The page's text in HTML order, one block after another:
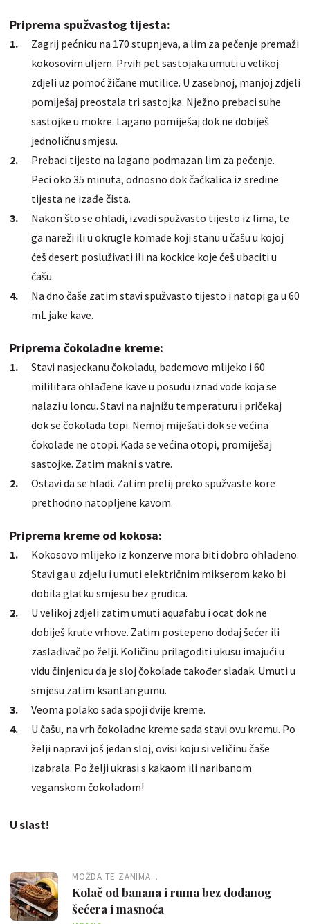
Priprema spužvastog tijesta:
Zagrij pećnicu na 170 stupnjeva, a lim za pečenje premaži
kokosovim uljem. Prvih pet sastojaka umuti u velikoj
zdjeli uz pomoć žičane mutilice. U zasebnoj, manjoj zdjeli
pomiješaj preostala tri sastojka. Nježno prebaci suhe
sastojke u mokre. Lagano pomiješaj dok ne dobiješ
jednoličnu smjesu.
Prebaci tijesto na lagano podmazan lim za pečenje.
Peci oko 35 minuta, odnosno dok čačkalica iz sredine
tijesta ne izađe čista.
Nakon što se ohladi, izvadi spužvasto tijesto iz lima, te
ga nareži ili u okrugle komade koji stanu u čašu u kojoj
ćeš desert posluživati ili na kockice koje ćeš ubaciti u
čašu.
Na dno čaše zatim stavi spužvasto tijesto i natopi ga u 60
mL jake kave.
Priprema čokoladne kreme:
Stavi nasjeckanu čokoladu, bademovo mlijeko i 60
mililitara ohlađene kave u posudu iznad vode koja se
nalazi u loncu. Stavi na najnižu temperaturu i pričekaj
dok se čokolada topi. Nemoj miješati dok se većina
čokolade ne otopi. Kada se većina otopi, promiješaj
sastojke. Zatim makni s vatre.
Ostavi da se hladi. Zatim prelij preko spužvaste kore
prethodno natopljene kavom.
Priprema kreme od kokosa:
Kokosovo mlijeko iz konzerve mora biti dobro ohlađeno.
Stavi ga u zdjelu i umuti električnim mikserom kako bi
dobila glatku smjesu bez grudica.
U velikoj zdjeli zatim umuti aquafabu i ocat dok ne
dobiješ krute vrhove. Zatim postepeno dodaj šećer ili
zaslađivač po želji. Količinu prilagoditi ukusu imajući u
vidu činjenicu da je sloj čokolade također sladak. Umuti u
smjesu zatim ksantan gumu.
Veoma polako sada spoji dvije kreme.
U čašu, na vrh čokoladne kreme sada stavi ovu kremu. Po
želji napravi još jedan sloj, ovisi koju si veličinu čaše
izabrala. Po želji ukrasi s kakaom ili naribanom
veganskom čokoladom!
U slast!
MOŽDA TE ZANIMA...
Kolač od banana i ruma bez dodanog
šećera i masnoća